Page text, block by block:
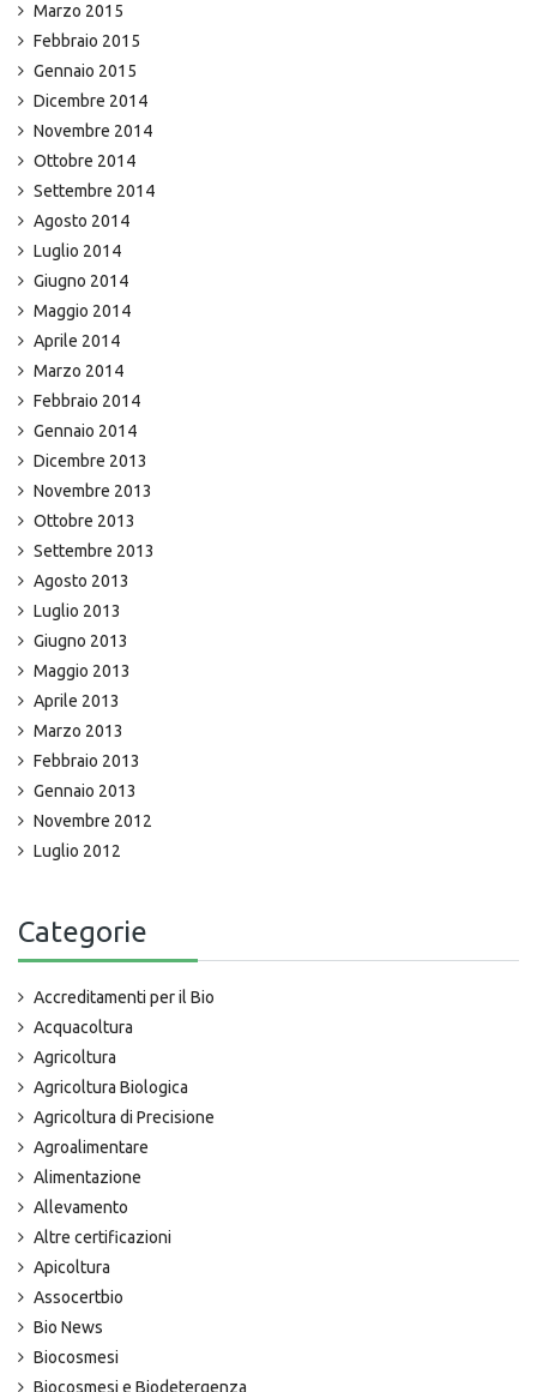
Marzo 2015
Febbraio 2015
Gennaio 2015
Dicembre 2014
Novembre 2014
Ottobre 2014
Settembre 2014
Agosto 2014
Luglio 2014
Giugno 2014
Maggio 2014
Aprile 2014
Marzo 2014
Febbraio 2014
Gennaio 2014
Dicembre 2013
Novembre 2013
Ottobre 2013
Settembre 2013
Agosto 2013
Luglio 2013
Giugno 2013
Maggio 2013
Aprile 2013
Marzo 2013
Febbraio 2013
Gennaio 2013
Novembre 2012
Luglio 2012
Categorie
Accreditamenti per il Bio
Acquacoltura
Agricoltura
Agricoltura Biologica
Agricoltura di Precisione
Agroalimentare
Alimentazione
Allevamento
Altre certificazioni
Apicoltura
Assocertbio
Bio News
Biocosmesi
Biocosmesi e Biodetergenza